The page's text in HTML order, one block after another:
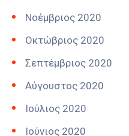
Νοέμβριος 2020
Οκτώβριος 2020
Σεπτέμβριος 2020
Αύγουστος 2020
Ιούλιος 2020
Ιούνιος 2020